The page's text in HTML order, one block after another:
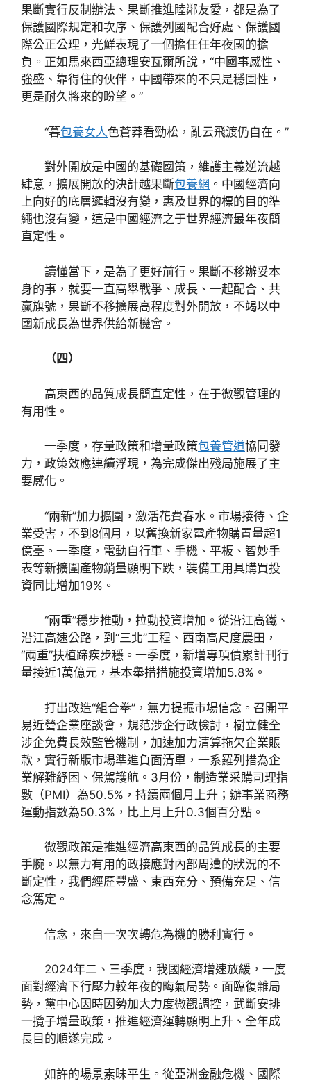
果斷實行反制辦法、果斷推進睦鄰友愛，都是為了
保護國際規定和次序、保護列國配合好處、保護國
際公正公理，光鮮表現了一個擔任任年夜國的擔
負。正如馬來西亞總理安瓦爾所說，“中國事感性、
強盛、靠得住的伙伴，中國帶來的不只是穩固性，
更是耐久將來的盼望。”
“暮包養女人色蒼莽看勁松，亂云飛渡仍自在。”
對外開放是中國的基礎國策，維護主義逆流越
肆意，擴展開放的決計越果斷包養網 。中國經濟向
上向好的底層邏輯沒有變，惠及世界的標的目的準
繩也沒有變，這是中國經濟之于世界經濟最年夜簡
直定性。
讀懂當下，是為了更好前行。果斷不移辦妥本
身的事，就要一直高舉戰爭、成長、一起配合、共
贏旗號，果斷不移擴展高程度對外開放，不竭以中
國新成長為世界供給新機會。
（四）
高東西的品質成長簡直定性，在于微觀管理的
有用性。
一季度，存量政策和增量政策包養管道協同發
力，政策效應連續浮現，為完成傑出殘局施展了主
要感化。
“兩新”加力擴圍，激活花費春水。市場接待、企
業受害，不到8個月，以舊換新家電產物購置量超1
億臺。一季度，電動自行車、手機、平板、智妙手
表等新擴圍產物銷量顯明下跌，裝備工用具購買投
資同比增加19%。
“兩重”穩步推動，拉動投資增加。從沿江高鐵、
沿江高速公路，到“三北”工程、西南高尺度農田，
“兩重”扶植蹄疾步穩。一季度，新增專項債累計刊行
量接近1萬億元，基本舉措措施投資增加5.8%。
打出改造“組合拳”，無力提振市場信念。召開平
易近營企業座談會，規范涉企行政檢討，樹立健全
涉企免費長效監管機制，加速加力清算拖欠企業賬
款，實行新版市場準進負面清單，一系羅列措為企
業解難紓困、保駕護航。3月份，制造業采購司理指
數（PMI）為50.5%，持續兩個月上升；辦事業商務
運動指數為50.3%，比上月上升0.3個百分點。
微觀政策是推進經濟高東西的品質成長的主要
手腕。以無力有用的政接應對內部周遭的狀況的不
斷定性，我們經歷豐盛、東西充分、預備充足、信
念篤定。
信念，來自一次次轉危為機的勝利實行。
2024年二、三季度，我國經濟增速放緩，一度
面對經濟下行壓力較年夜的晦氣局勢。面臨復雜局
勢，黨中心因時因勢加大力度微觀調控，武斷安排
一攬子增量政策，推進經濟運轉顯明上升、全年成
長目的順遂完成。
如許的場景素昧平生。從亞洲金融危機、國際